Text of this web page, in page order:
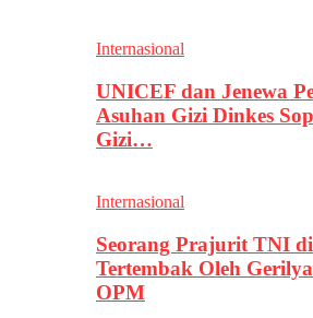
Internasional
UNICEF dan Jenewa
Asuhan Gizi Dinkes
Gizi…
Internasional
Seorang Prajurit TNI
Tertembak Oleh
OPM